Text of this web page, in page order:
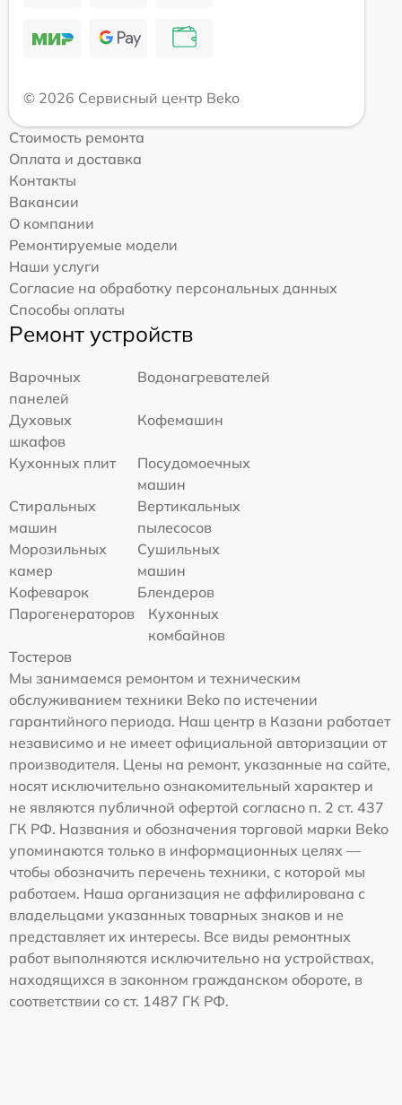
© 2026 Сервисный центр Beko
Стоимость ремонта
Оплата и доставка
Контакты
Вакансии
О компании
Ремонтируемые модели
Наши услуги
Согласие на обработку персональных данных
Способы оплаты
Ремонт устройств
Варочных
панелей
Водонагревателей
Духовых
шкафов
Кофемашин
Кухонных плит
Посудомоечных
машин
Стиральных
машин
Вертикальных
пылесосов
Морозильных
камер
Сушильных
машин
Кофеварок
Блендеров
Парогенераторов
Кухонных
комбайнов
Тостеров
Мы занимаемся ремонтом и техническим
обслуживанием техники Beko по истечении
гарантийного периода. Наш центр в Казани работает
независимо и не имеет официальной авторизации от
производителя. Цены на ремонт, указанные на сайте,
носят исключительно ознакомительный характер и
не являются публичной офертой согласно п. 2 ст. 437
ГК РФ. Названия и обозначения торговой марки Beko
упоминаются только в информационных целях —
чтобы обозначить перечень техники, с которой мы
работаем. Наша организация не аффилирована с
владельцами указанных товарных знаков и не
представляет их интересы. Все виды ремонтных
работ выполняются исключительно на устройствах,
находящихся в законном гражданском обороте, в
соответствии со ст. 1487 ГК РФ.